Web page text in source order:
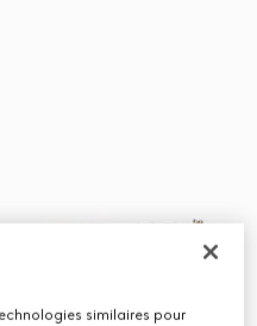
similaires pour